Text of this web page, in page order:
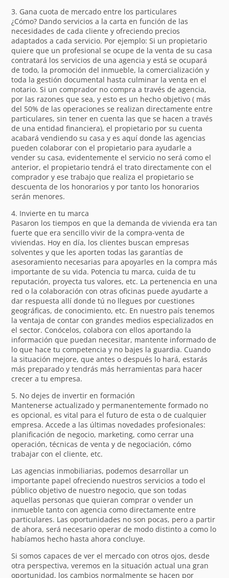
3. Gana cuota de mercado entre los particulares
¿Cómo? Dando servicios a la carta en función de las
necesidades de cada cliente y ofreciendo precios
adaptados a cada servicio. Por ejemplo: Si un propietario
quiere que un profesional se ocupe de la venta de su casa
contratará los servicios de una agencia y está se ocupará
de todo, la promoción del inmueble, la comercialización y
toda la gestión documental hasta culminar la venta en el
notario. Si un comprador no compra a través de agencia,
por las razones que sea, y esto es un hecho objetivo ( más
del 50% de las operaciones se realizan directamente entre
particulares, sin tener en cuenta las que se hacen a través
de una entidad financiera), el propietario por su cuenta
acabará vendiendo su casa y es aquí donde las agencias
pueden colaborar con el propietario para ayudarle a
vender su casa, evidentemente el servicio no será como el
anterior, el propietario tendrá el trato directamente con el
comprador y ese trabajo que realiza el propietario se
descuenta de los honorarios y por tanto los honorarios
serán menores.
4. Invierte en tu marca
Pasaron los tiempos en que la demanda de vivienda era tan
fuerte que era sencillo vivir de la compra-venta de
viviendas. Hoy en día, los clientes buscan empresas
solventes y que les aporten todas las garantías de
asesoramiento necesarias para apoyarles en la compra más
importante de su vida. Potencia tu marca, cuida de tu
reputación, proyecta tus valores, etc. La pertenencia en una
red o la colaboración con otras oficinas puede ayudarte a
dar respuesta allí donde tú no llegues por cuestiones
geográficas, de conocimiento, etc. En nuestro país tenemos
la ventaja de contar con grandes medios especializados en
el sector. Conócelos, colabora con ellos aportando la
información que puedan necesitar, mantente informado de
lo que hace tu competencia y no bajes la guardia. Cuando
la situación mejore, que antes o después lo hará, estarás
más preparado y tendrás más herramientas para hacer
crecer a tu empresa.
5. No dejes de invertir en formación
Mantenerse actualizado y permanentemente formado no
es opcional, es vital para el futuro de esta o de cualquier
empresa. Accede a las últimas novedades profesionales:
planificación de negocio, marketing, como cerrar una
operación, técnicas de venta y de negociación, cómo
trabajar con el cliente, etc.
Las agencias inmobiliarias, podemos desarrollar un
importante papel ofreciendo nuestros servicios a todo el
público objetivo de nuestro negocio, que son todas
aquellas personas que quieran comprar o vender un
inmueble tanto con agencia como directamente entre
particulares. Las oportunidades no son pocas, pero a partir
de ahora, será necesario operar de modo distinto a como lo
habíamos hecho hasta ahora concluye.
Si somos capaces de ver el mercado con otros ojos, desde
otra perspectiva, veremos en la situación actual una gran
oportunidad, los cambios normalmente se hacen por